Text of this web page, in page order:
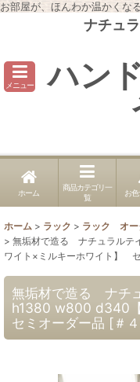
お部屋が、ほんわか温かく
ナチュ
メニュー ハン
ホーム
商品カテゴリ一
覧
お
ホーム > ラック > ラック オー
> 無垢材で造る ナチュラル
ワイト×ミルキーホワイト】
無垢材で造る ナチ
h1380 w800 d340
セミオーダー品 [＃